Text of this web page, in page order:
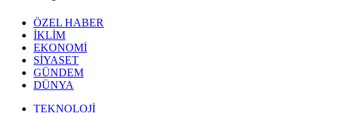
ÖZEL HABER
İKLİM
EKONOMİ
SİYASET
GÜNDEM
DÜNYA
TEKNOLOJİ